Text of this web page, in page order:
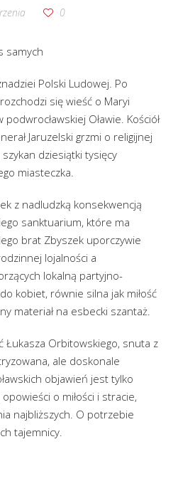
0
samych
Polski Ludowej. Po
się wieść o Maryi
Oławie. Kościół
Jaruzelski grzmi o religijnej
dziesiątki tysięcy
miasteczka.
z nadludzką konsekwencją
sanktuarium, które ma
brat Zbyszek uporczywie
lojalności a
lokalną partyjno-
kobiet, równie silna jak miłość
materiał na esbecki szantaż.
Łukasza Orbitowskiego, snuta z
ale doskonale
objawień jest tylko
o miłości i stracie,
najbliższych. O potrzebie
tajemnicy.